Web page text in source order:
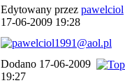
Edytowany przez pawelciol
17-06-2009 19:28
Dodano 17-06-2009
19:27